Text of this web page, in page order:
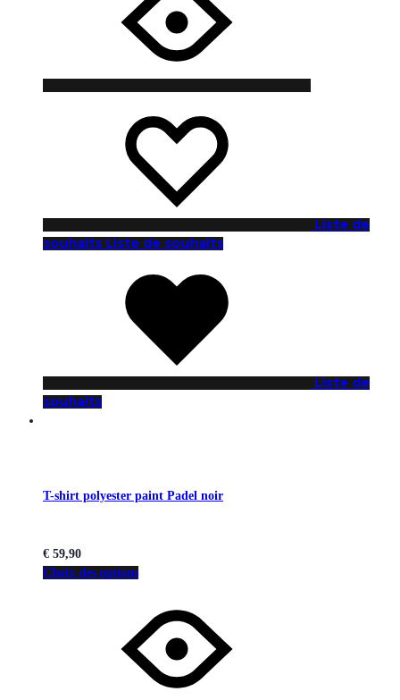
Liste de
souhaits Liste de souhaits
Liste de
souhaits
T-shirt polyester paint Padel noir
€ 59,90
Choix des options